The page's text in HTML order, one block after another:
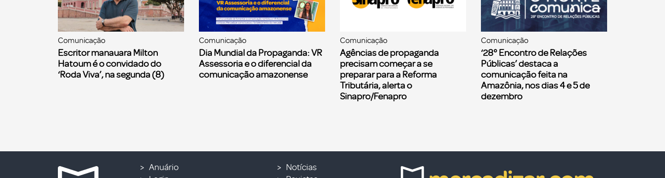
Comunicação
Escritor manauara Milton
Hatoum é o convidado do
‘Roda Viva’, na segunda (8)
Comunicação
Dia Mundial da Propaganda: VR
Assessoria e o diferencial da
comunicação amazonense
Comunicação
Agências de propaganda
precisam começar a se
preparar para a Reforma
Tributária, alerta o
Sinapro/Fenapro
Comunicação
‘28° Encontro de Relações
Públicas’ destaca a
comunicação feita na
Amazônia, nos dias 4 e 5 de
dezembro
Anuário
Notícias